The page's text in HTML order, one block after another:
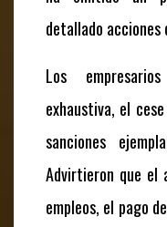
detallado
Los
exhaustiva, el
sanciones
Advirtieron que el
empleos, el pago